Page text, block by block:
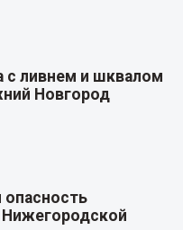
с ливнем и шквалом
Новгород
опасность